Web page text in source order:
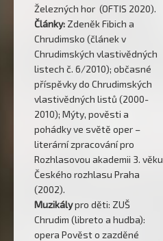
Železných hor (OFTIS 2020).
Články: Zdeněk Fibich a
Chrudimsko (článek v
Chrudimských vlastivědných
listech č. 6/2010); občasné
příspěvky do Chrudimských
vlastivědných listů (2000-
2010); Mýty, pověsti a
pohádky ve světě oper –
literární zpracování pro
Rozhlasovou akademii 3. věku
Českého rozhlasu Praha
(2002).
Muzikálypro děti: ZUŠ
Chrudim (libreto a hudba):
opera Pověst o zazděné